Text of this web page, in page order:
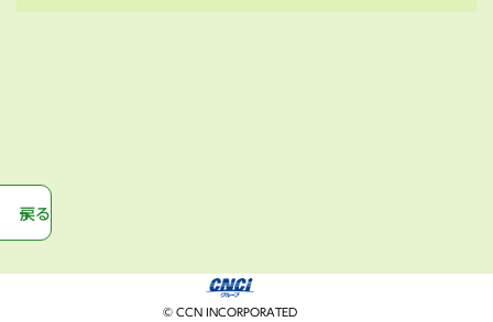
戻る
© CCN INCORPORATED